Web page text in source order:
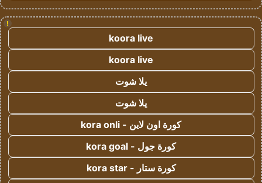
!
koora live
koora live
يلا شوت
يلا شوت
كورة اون لاين - kora onli
كورة جول - kora goal
كورة ستار - kora star